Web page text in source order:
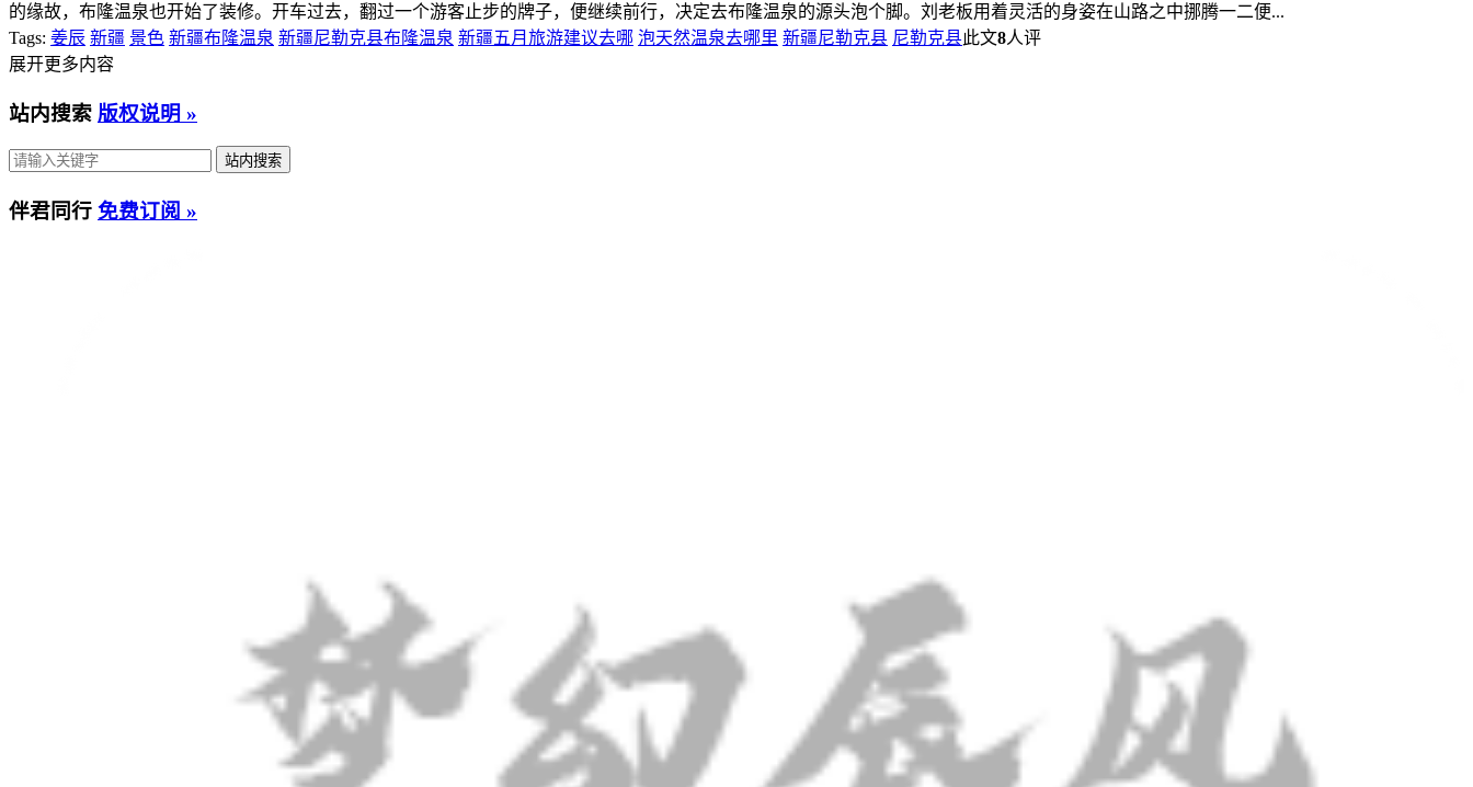
的缘故，布隆温泉也开始了装修。开车过去，翻过一个游客止步的牌子，便继续前行，决定去布隆温泉的源头泡个脚。刘老板用着灵活的身姿在山路之中挪腾一二便...
Tags: 姜辰 新疆 景色 新疆布隆温泉 新疆尼勒克县布隆温泉 新疆五月旅游建议去哪 泡天然温泉去哪里 新疆尼勒克县 尼勒克县此文8人评
展开更多内容
站内搜索 版权说明 »
伴君同行 免费订阅 »